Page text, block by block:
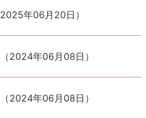
2025年06月20日 ）
（2024年06月08日 ）
（2024年06月08日 ）